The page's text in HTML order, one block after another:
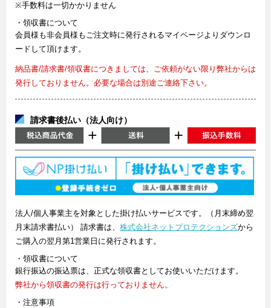
※手数料は一切かかりません
・領収書について
会員様も非会員様もご注文時に発行されるマイページよりダウンロ
ードして頂けます。
納品書/請求書/領収書につきましては、ご依頼がない限り弊社からは
発行しておりません。必要な場合は別途ご連絡下さい。
請求書後払い（法人向け）
法人/個人事業主を対象とした掛け払いサービスです。（月末締め翌
月末請求書払い） 請求書は、 株式会社ネットプロテクションズから
ご購入の翌月第1営業日に発行されます。
・領収書について
銀行振込の振込票は、正式な領収書としてお使いいただけます。
弊社から領収書の発行は行っておりません。
・注意事項